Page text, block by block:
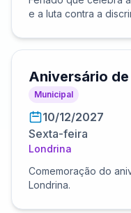
e a luta contra a
Aniversário
Municipal
10/12/2027
Sexta-feira
Londrina
Comemoração do
Londrina.